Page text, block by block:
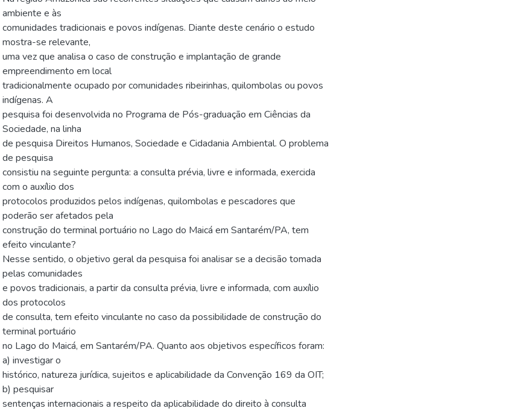
ambiente e às
comunidades tradicionais e povos indígenas. Diante deste cenário o estudo
mostra-se relevante,
uma vez que analisa o caso de construção e implantação de grande
empreendimento em local
tradicionalmente ocupado por comunidades ribeirinhas, quilombolas ou povos
indígenas. A
pesquisa foi desenvolvida no Programa de Pós-graduação em Ciências da
Sociedade, na linha
de pesquisa Direitos Humanos, Sociedade e Cidadania Ambiental. O problema
de pesquisa
consistiu na seguinte pergunta: a consulta prévia, livre e informada, exercida
com o auxílio dos
protocolos produzidos pelos indígenas, quilombolas e pescadores que
poderão ser afetados pela
construção do terminal portuário no Lago do Maicá em Santarém/PA, tem
efeito vinculante?
Nesse sentido, o objetivo geral da pesquisa foi analisar se a decisão tomada
pelas comunidades
e povos tradicionais, a partir da consulta prévia, livre e informada, com auxílio
dos protocolos
de consulta, tem efeito vinculante no caso da possibilidade de construção do
terminal portuário
no Lago do Maicá, em Santarém/PA. Quanto aos objetivos específicos foram:
a) investigar o
histórico, natureza jurídica, sujeitos e aplicabilidade da Convenção 169 da OIT;
b) pesquisar
sentenças internacionais a respeito da aplicabilidade do direito à consulta